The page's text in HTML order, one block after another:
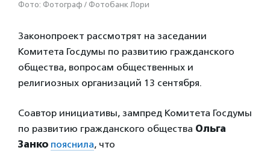
Фото: Фотограф / Фотобанк Лори
Законопроект рассмотрят на заседании
Комитета Госдумы по развитию гражданского
общества, вопросам общественных и
религиозных организаций 13 сентября.
Соавтор инициативы, зампред Комитета Госдумы
по развитию гражданского общества Ольга
Занко пояснила, что